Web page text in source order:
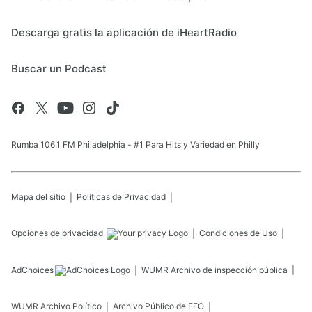
Descarga gratis la aplicación de iHeartRadio
Buscar un Podcast
Rumba 106.1 FM Philadelphia - #1 Para Hits y Variedad en Philly
Mapa del sitio Políticas de Privacidad
Opciones de privacidad Condiciones de Uso
AdChoices WUMR Archivo de inspección pública
WUMR Archivo Político Archivo Público de EEO